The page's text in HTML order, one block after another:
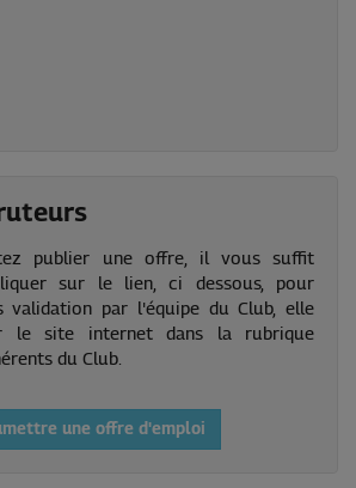
publier une offre, il vous suffit
sur le lien, ci dessous, pour
validation par l'équipe du Club, elle
le site internet dans la rubrique
du Club.
une offre d'emploi